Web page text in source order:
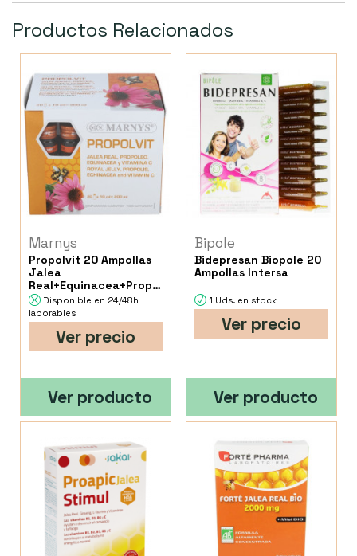
Productos Relacionados
Marnys
Propolvit 20 Ampollas
Jalea
Real+Equinacea+Propolis
Marnys
Disponible en 24/48h
laborables
Ver precio
Ver producto
Bipole
Bidepresan Biopole 20
Ampollas Intersa
1 Uds. en stock
Ver precio
Ver producto